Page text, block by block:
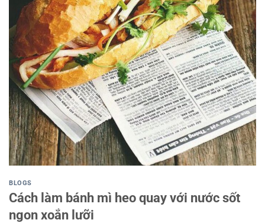
BLOGS
Cách làm bánh mì heo quay với nước sốt
ngon xoắn lưỡi